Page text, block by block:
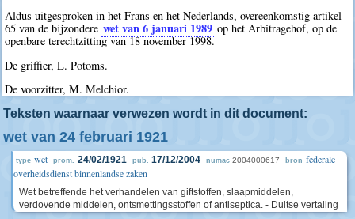
Aldus uitgesproken in het Frans en het Nederlands, overeenkomstig artikel
65 van de bijzondere wet van 6 januari 1989 op het Arbitragehof, op de
openbare terechtzitting van 18 november 1998.
De griffier, L. Potoms.
De voorzitter, M. Melchior.
Teksten waarnaar verwezen wordt in dit document:
wet van 24 februari 1921
type wet prom. 24/02/1921 pub. 17/12/2004 numac 2004000617 bron federale
overheidsdienst binnenlandse zaken
Wet betreffende het verhandelen van giftstoffen, slaapmiddelen,
verdovende middelen, ontsmettingsstoffen of antiseptica. - Duitse vertaling